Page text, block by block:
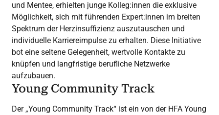
und Mentee, erhielten junge Kolleg:innen die exklusive
Möglichkeit, sich mit führenden Expert:innen im breiten
Spektrum der Herzinsuffizienz auszutauschen und
individuelle Karriereimpulse zu erhalten. Diese Initiative
bot eine seltene Gelegenheit, wertvolle Kontakte zu
knüpfen und langfristige berufliche Netzwerke
aufzubauen.
Young Community Track
Der „Young Community Track“ ist ein von der HFA Young